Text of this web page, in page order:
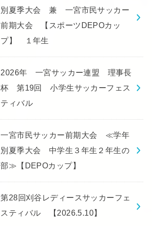
別夏季大会 兼 一宮市民サッカー
前期大会 【スポーツDEPOカッ
プ】 １年生
2026年 一宮サッカー連盟 理事長
杯 第19回 小学生サッカーフェス
ティバル
一宮市民サッカー前期大会 ≪学年
別夏季大会 中学生３年生２年生の
部≫【DEPOカップ】
第28回刈谷レディースサッカーフェ
スティバル 【2026.5.10】